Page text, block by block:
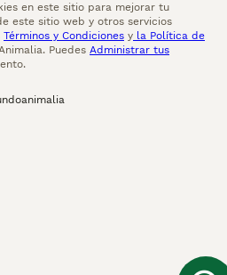
en este sitio para mejorar tu
este sitio web y otros servicios
Términos y Condiciones y la Política de
Puedes Administrar tus